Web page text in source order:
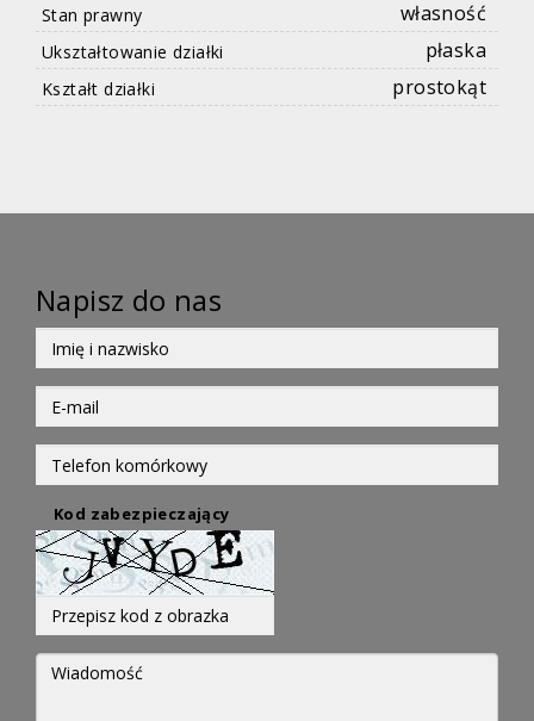
Stan prawny własność
Ukształtowanie działki płaska
Kształt działki prostokąt
Napisz do nas
Kod zabezpieczający